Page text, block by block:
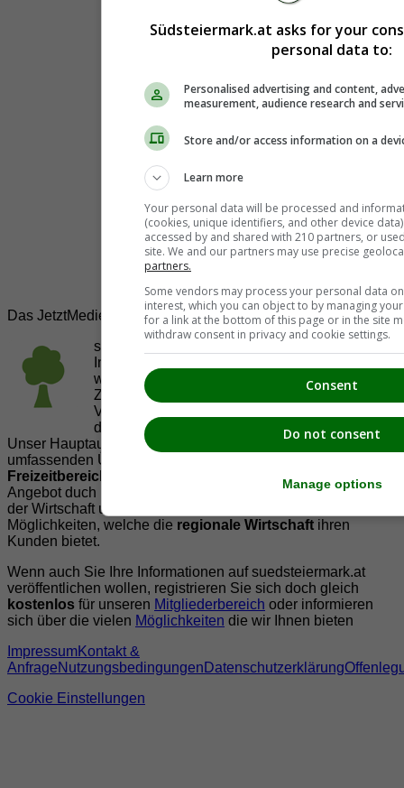
Das JetztMedien.com Medien Netzwerk
suedsteiermark.at ist eine von vielen
Internetadressen der
welche es sich zur Aufgabe gemacht hat, in
Zusammenarbeit mit regionalen Firmen,
Vereinen und Institutionen die
der Region Südsteiermark zu präsentieren.
Unser Hauptaugenmerk liegt dabei, der Bevölkerung einen
umfassenden Überblick der Möglichkeiten im
Freizeitbereich
zu vermittelt. Abgerundet wird dieses
Angebot duch Informationen zur regionalenGastronomie,
der Wirtschaft und der Präsentation der zahlreichen
Möglichkeiten, welche die regionale Wirtschaft ihren
Kunden bietet.
Wenn auch Sie Ihre Informationen auf suedsteiermark.at
veröffentlichen wollen, registrieren Sie sich doch gleich
kostenlos für unseren Mitgliederbereich oder informieren
sich über die vielen Möglichkeiten die wir Ihnen bieten
ImpressumKontakt &
AnfrageNutzungsbedingungen Datenschutzerklärung
Cookie Einstellungen
Südsteiermark.at asks for your
personal data to:
Personalised advertising and content,
measurement, audience research and
Store and/or access information on a
Learn more
Your personal data will be processed and
(cookies, unique identifiers, and other device
accessed by and shared with 210 partners, or
site. We and our partners may use precise
partners.
Some vendors may process your personal data
interest, which you can object to by managing
for a link at the bottom of this page or in the site
withdraw consent in privacy and cookie settings.
Consent
Do not consent
Manage options